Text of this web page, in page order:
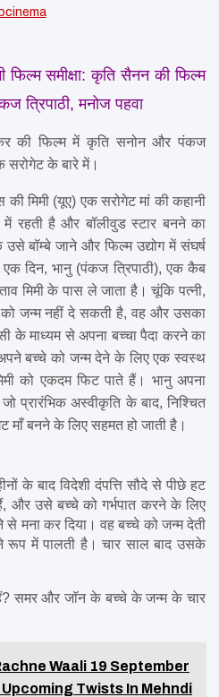
फिल्म समीक्षा: कृति सैनन की फिल्म
त्रिपाठी, मनोज पहवा
की फिल्म में कृति सनोन और पंकज
सरोगेट के बारे में।
मिमी (यूए) एक सरोगेट मां की कहानी
रहती है और बॉलीवुड स्टार बनने का
बॉम्बे जाने और फिल्म उद्योग में संघर्ष
दिन, भानु (पंकज त्रिपाठी), एक कैब
मिमी के पास ले जाता है। चूंकि पत्नी,
जन्म नहीं दे सकती है, वह और उसका
के माध्यम से अपना बच्चा पैदा करने का
बच्चे को जन्म देने के लिए एक स्वस्थ
को एकदम फिट पाते हैं। भानु अपना
प्रारंभिक अस्वीकृति के बाद, निश्चित
माँ बनने के लिए सहमत हो जाती है।
के बाद विदेशी दंपत्ति सौदे से पीछे हट
और उसे बच्चे को गर्भपात करने के लिए
मना कर दिया। वह बच्चे को जन्म देती
में पालती है। चार साल बाद उसके
समर और जॉन के बच्चे के जन्म के चार
Waali 19 September
Twists In Mehndi